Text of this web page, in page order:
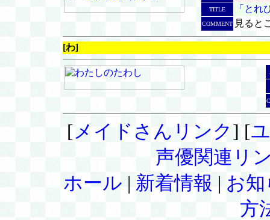
TITLE 「とれ
COMMENT 見ると
[わ]
[ メイドさんリンク ] [
声優関連リ
ホール | 新着情報 | お
方